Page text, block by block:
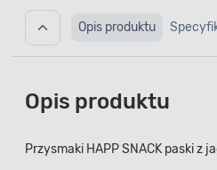
Opis produktu
Opis produktu
Przysmaki HAPP SNACK paski z